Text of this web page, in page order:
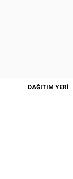
DAĞITIM YERİ